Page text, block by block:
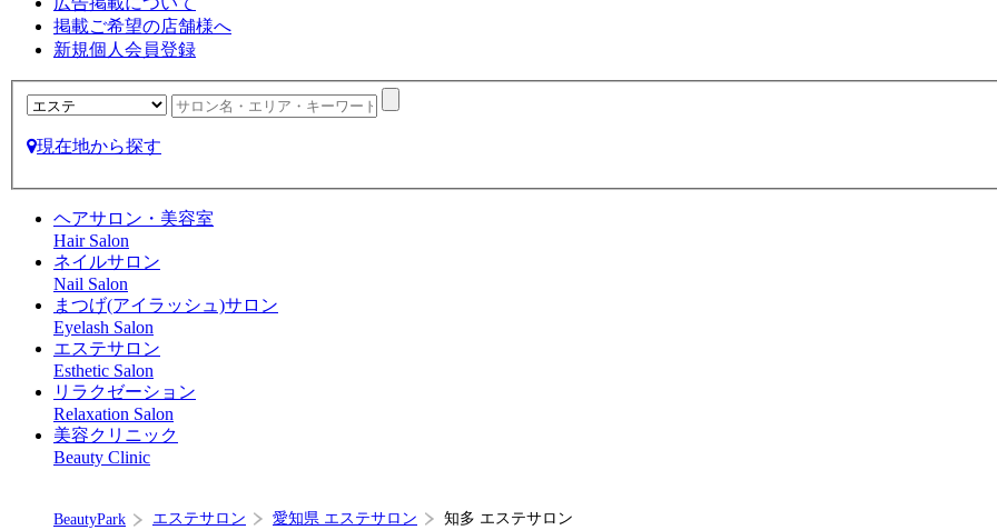
掲載ご希望の店舗様へ
新規個人会員登録
現在地から探す
ヘアサロン・美容室
Hair Salon
ネイルサロン
Nail Salon
まつげ(アイラッシュ)サロン
Eyelash Salon
エステサロン
Esthetic Salon
リラクゼーション
Relaxation Salon
美容クリニック
Beauty Clinic
BeautyPark エステサロン 愛知県 エステサロン 知多 エステサロン